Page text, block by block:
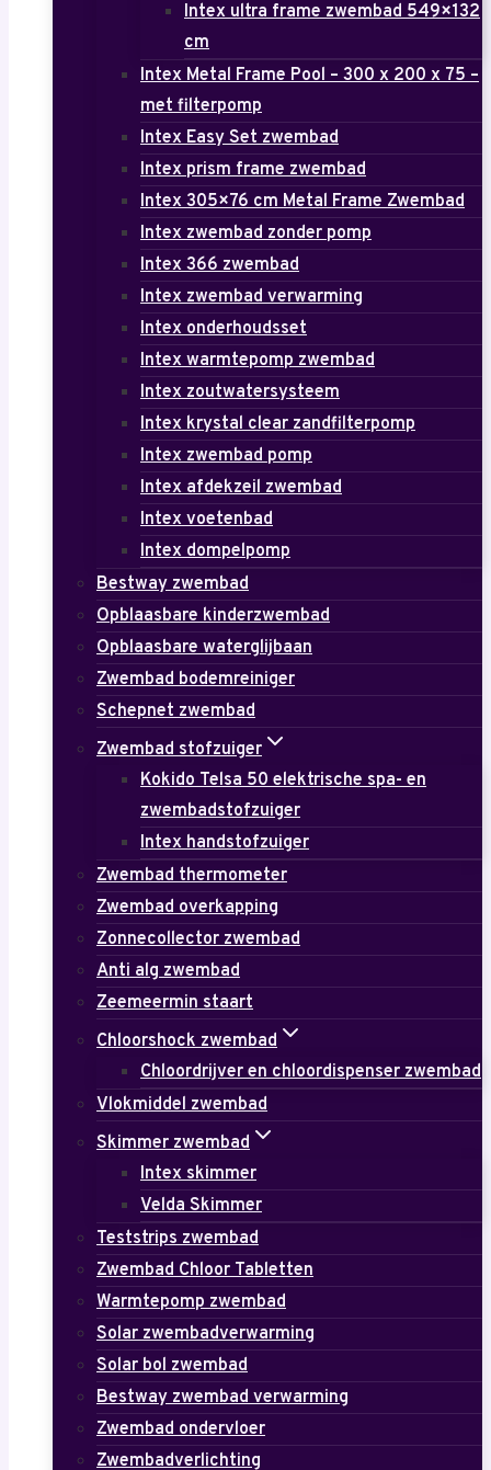
Intex ultra frame zwembad 549×132
cm
Intex Metal Frame Pool – 300 x 200 x 75 –
met filterpomp
Intex Easy Set zwembad
Intex prism frame zwembad
Intex 305×76 cm Metal Frame Zwembad
Intex zwembad zonder pomp
Intex 366 zwembad
Intex zwembad verwarming
Intex onderhoudsset
Intex warmtepomp zwembad
Intex zoutwatersysteem
Intex krystal clear zandfilterpomp
Intex zwembad pomp
Intex afdekzeil zwembad
Intex voetenbad
Intex dompelpomp
Bestway zwembad
Opblaasbare kinderzwembad
Opblaasbare waterglijbaan
Zwembad bodemreiniger
Schepnet zwembad
Zwembad stofzuiger
Kokido Telsa 50 elektrische spa- en
zwembadstofzuiger
Intex handstofzuiger
Zwembad thermometer
Zwembad overkapping
Zonnecollector zwembad
Anti alg zwembad
Zeemeermin staart
Chloorshock zwembad
Chloordrijver en chloordispenser zwembad
Vlokmiddel zwembad
Skimmer zwembad
Intex skimmer
Velda Skimmer
Teststrips zwembad
Zwembad Chloor Tabletten
Warmtepomp zwembad
Solar zwembadverwarming
Solar bol zwembad
Bestway zwembad verwarming
Zwembad ondervloer
Zwembadverlichting